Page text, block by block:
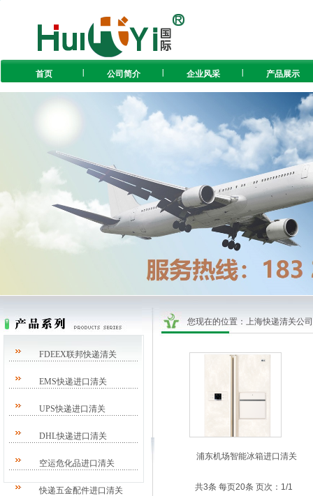
首页 公司简介 企业风采 产品展示
您现在的位置： 上海快递清关公
浦东机场智能冰箱进口清关
共3条 每页20条 页次：1/1
FDEEX联邦快递清关
EMS快递进口清关
UPS快递进口清关
DHL快递进口清关
空运危化品进口清关
快递五金配件进口清关